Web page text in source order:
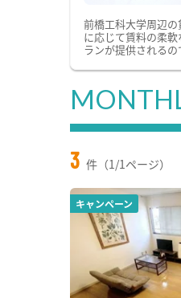
前橋工科大学周辺
に応じて賃料の柔
ランが提供されるの
3 件（1/1ページ）
キャンペーン